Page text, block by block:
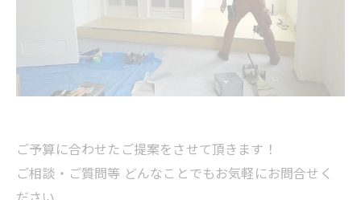
ご予算に合わせたご提案をさせて頂きます！
ご相談・ご質問等 どんなことでもお気軽にお問合せく